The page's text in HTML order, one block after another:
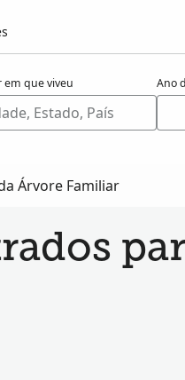
em que viveu Ano
Árvore Familiar